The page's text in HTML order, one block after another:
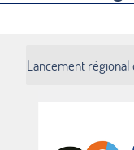
Lancement régional